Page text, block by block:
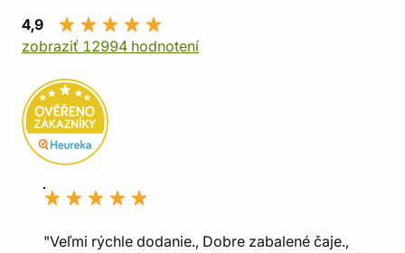
4,9
zobraziť 12994 hodnotení
"Veľmi rýchle dodanie., Dobre zabalené čaje.,